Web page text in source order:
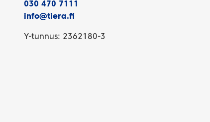
030 470 7111
info@tiera.fi
Y-tunnus: 2362180-3